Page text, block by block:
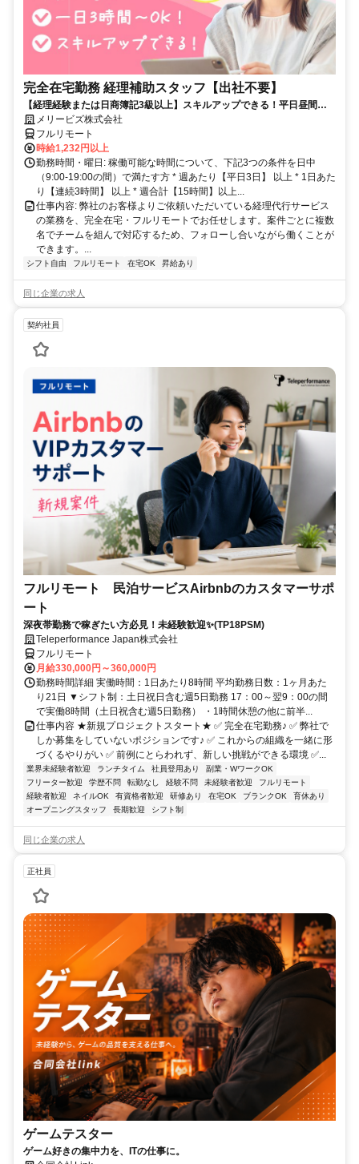
完全在宅勤務 経理補助スタッフ【出社不要】
【経理経験または日商簿記3級以上】スキルアップできる！平日昼間３h
～。完全在宅で育児・介護中の方も大歓迎♪
メリービズ株式会社
フルリモート
時給1,232円以上
勤務時間・曜日: 稼働可能な時間について、下記3つの条件を日中
（9:00-19:00の間）で満たす方 * 週あたり【平日3日】 以上 * 1日あた
り【連続3時間】 以上 * 週合計【15時間】以上...
仕事内容: 弊社のお客様よりご依頼いただいている経理代行サービス
の業務を、完全在宅・フルリモートでお任せします。案件ごとに複数
名でチームを組んで対応するため、フォローし合いながら働くことが
できます。...
シフト自由 フルリモート 在宅OK 昇給あり
同じ企業の求人
契約社員
フルリモート 民泊サービスAirbnbのカスタマーサポ
ート
深夜帯勤務で稼ぎたい方必見！未経験歓迎✨(TP18PSM)
Teleperformance Japan株式会社
フルリモート
月給330,000円～360,000円
勤務時間詳細 実働時間：1日あたり8時間 平均勤務日数：1ヶ月あた
り21日 ▼シフト制：土日祝日含む週5日勤務 17：00～翌9：00の間
で実働8時間（土日祝含む週5日勤務） ・1時間休憩の他に前半...
仕事内容 ★新規プロジェクトスタート★ ✅ 完全在宅勤務♪ ✅ 弊社で
しか募集をしていないポジションです♪ ✅ これからの組織を一緒に形
づくるやりがい ✅ 前例にとらわれず、新しい挑戦ができる環境 ✅...
業界未経験者歓迎 ランチタイム 社員登用あり
副業・WワークOK
フリーター歓迎
学歴不問 転勤なし 経験不問 未経験者歓迎
フルリモート
経験者歓迎
ネイルOK 有資格者歓迎 研修あり 在宅OK ブランクOK
育休あり
オープニングスタッフ
長期歓迎 シフト制
同じ企業の求人
正社員
ゲームテスター
ゲーム好きの集中力を、ITの仕事に。